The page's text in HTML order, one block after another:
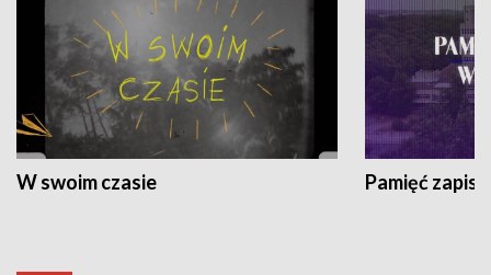
W swoim czasie Pamięć